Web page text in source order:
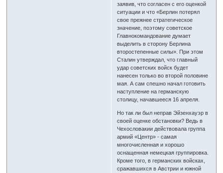
заявив, что согласен с его оценкой
ситуации и что «Берлин потерял
свое прежнее стратегическое
значение, поэтому советское
Главнокомандование думает
выделить в сторону Берлина
второстепенные силы». При этом
Сталин утверждал, что главный
удар советских войск будет
нанесен только во второй половине
мая. А сам спешно начал готовить
наступление на германскую
столицу, начавшееся 16 апреля.
Но так ли был неправ Эйзенхауэр в
своей оценке обстановки? Ведь в
Чехословакии действовала группа
армий «Центр» - самая
многочисленная и хорошо
оснащенная немецкая группировка.
Кроме того, в германских войсках,
сражавшихся в Австрии и южной